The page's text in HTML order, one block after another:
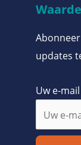
updates
Uw e-